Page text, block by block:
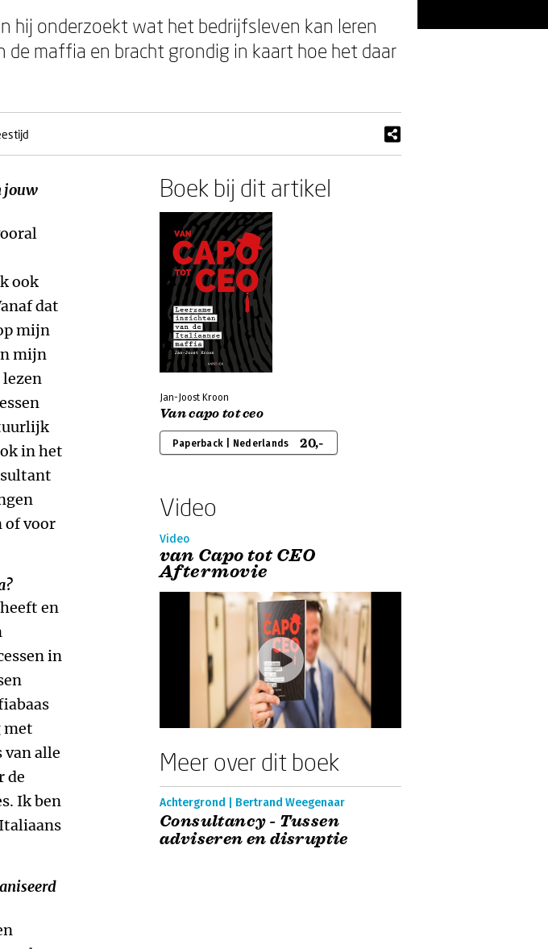
hij onderzoekt wat het bedrijfsleven kan leren
maffia en bracht grondig in kaart hoe het daar
jouw
ook
dat
mijn
mijn
in het
of voor
en
in
met
van alle
de
Ik ben
Boek bij dit artikel
Jan-Joost Kroon
Van capo tot ceo
Paperback | Nederlands 20,-
Video
Video
van Capo tot CEO
Aftermovie
Meer over dit boek
Achtergrond | Bertrand Weegenaar
Consultancy - Tussen
adviseren en disruptie